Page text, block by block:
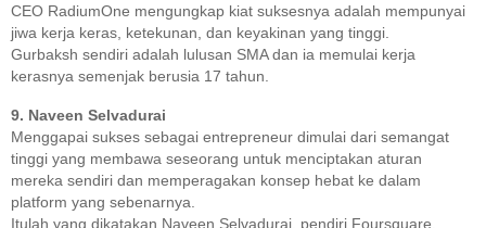
CEO RadiumOne mengungkap kiat suksesnya adalah mempunyai
jiwa kerja keras, ketekunan, dan keyakinan yang tinggi.
Gurbaksh sendiri adalah lulusan SMA dan ia memulai kerja
kerasnya semenjak berusia 17 tahun.
9. Naveen Selvadurai
Menggapai sukses sebagai entrepreneur dimulai dari semangat
tinggi yang membawa seseorang untuk menciptakan aturan
mereka sendiri dan memperagakan konsep hebat ke dalam
platform yang sebenarnya.
Itulah yang dikatakan Naveen Selvadurai, pendiri Foursquare.